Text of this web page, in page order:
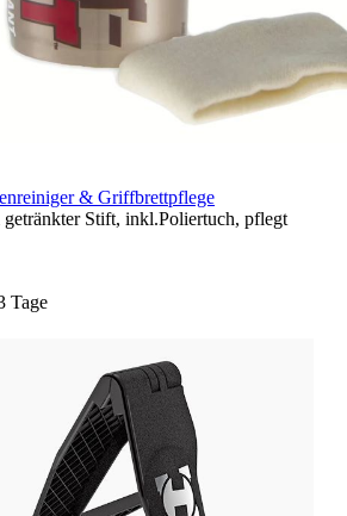
& Griffbrettpflege
Stift, inkl.Poliertuch, pflegt
Tage